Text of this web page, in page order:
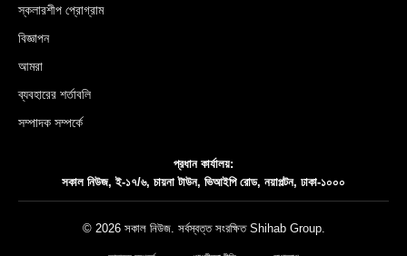
স্কলারশীপ প্রোগ্রাম
বিজ্ঞাপন
আমরা
ব্যবহারের শর্তাবলি
সম্পাদক সম্পর্কে
প্রধান কার্যালয়:
সকাল নিউজ, ই-১৭/৬, চায়না টাউন, ভিআইপি রোড, নয়াপল্টন, ঢাকা-১০০০
© 2026 সকাল নিউজ. সর্বস্বত্ত সংরক্ষিত Shihab Group.